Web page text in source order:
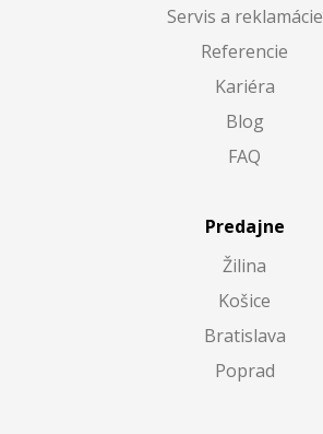
Servis a reklamácie
Referencie
Kariéra
Blog
FAQ
Predajne
Žilina
Košice
Bratislava
Poprad